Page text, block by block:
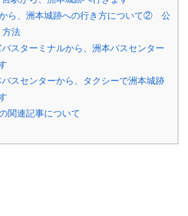
ら、洲本城跡への行き方について② 公
方法
バスターミナルから、洲本バスセンター
スセンターから、タクシーで洲本城跡
関連記事について